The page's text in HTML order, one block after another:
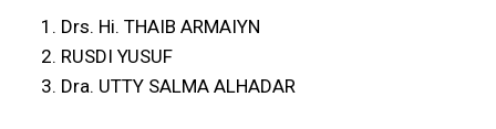
Drs. Hi. THAIB ARMAIYN
RUSDI YUSUF
Dra. UTTY SALMA ALHADAR